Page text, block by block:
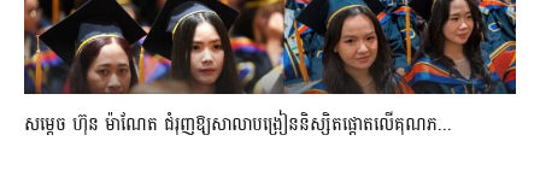
សម្តេច ហ៊ុន ម៉ាណែត ជំរុញឱ្យសាលាបង្រៀននិស្សិតផ្តោតលើគុណភ...